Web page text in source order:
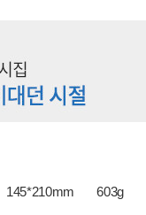
145*210mm 603g